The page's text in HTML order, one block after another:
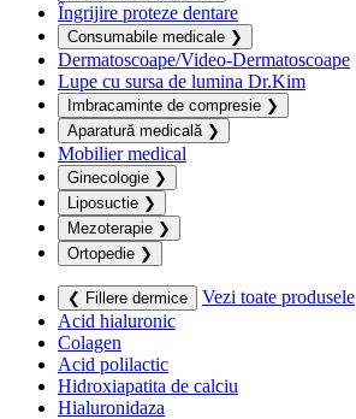
Îngrijire proteze dentare
Consumabile medicale ❯
Dermatoscoape/Video-Dermatoscoape
Lupe cu sursa de lumina Dr.Kim
Imbracaminte de compresie ❯
Aparatură medicală ❯
Mobilier medical
Ginecologie ❯
Liposuctie ❯
Mezoterapie ❯
Ortopedie ❯
❮ Fillere dermice
Vezi toate produsele
Acid hialuronic
Colagen
Acid polilactic
Hidroxiapatita de calciu
Hialuronidaza